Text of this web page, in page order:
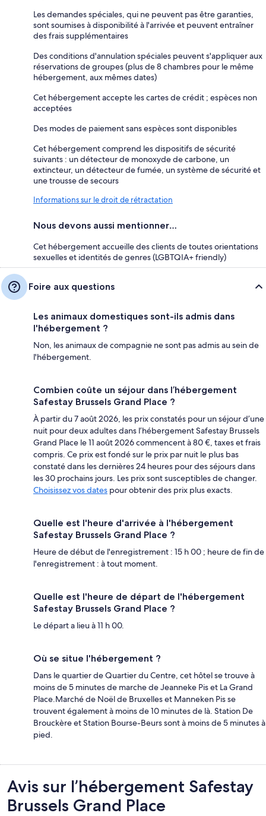
Les demandes spéciales, qui ne peuvent pas être garanties,
sont soumises à disponibilité à l'arrivée et peuvent entraîner
des frais supplémentaires
Des conditions d'annulation spéciales peuvent s'appliquer aux
réservations de groupes (plus de 8 chambres pour le même
hébergement, aux mêmes dates)
Cet hébergement accepte les cartes de crédit ; espèces non
acceptées
Des modes de paiement sans espèces sont disponibles
Cet hébergement comprend les dispositifs de sécurité
suivants : un détecteur de monoxyde de carbone, un
extincteur, un détecteur de fumée, un système de sécurité et
une trousse de secours
Informations sur le droit de rétractation
Nous devons aussi mentionner…
Cet hébergement accueille des clients de toutes orientations
sexuelles et identités de genres (LGBTQIA+ friendly)
Foire aux questions
Les animaux domestiques sont-ils admis dans
l'hébergement ?
Non, les animaux de compagnie ne sont pas admis au sein de
l'hébergement.
Combien coûte un séjour dans l’hébergement
Safestay Brussels Grand Place ?
À partir du 7 août 2026, les prix constatés pour un séjour d’une
nuit pour deux adultes dans l’hébergement Safestay Brussels
Grand Place le 11 août 2026 commencent à 80 €, taxes et frais
compris. Ce prix est fondé sur le prix par nuit le plus bas
constaté dans les dernières 24 heures pour des séjours dans
les 30 prochains jours. Les prix sont susceptibles de changer.
Choisissez vos dates pour obtenir des prix plus exacts.
Quelle est l'heure d'arrivée à l'hébergement
Safestay Brussels Grand Place ?
Heure de début de l'enregistrement : 15 h 00 ; heure de fin de
l'enregistrement : à tout moment.
Quelle est l'heure de départ de l'hébergement
Safestay Brussels Grand Place ?
Le départ a lieu à 11 h 00.
Où se situe l'hébergement ?
Dans le quartier de Quartier du Centre, cet hôtel se trouve à
moins de 5 minutes de marche de Jeanneke Pis et La Grand
Place.Marché de Noël de Bruxelles et Manneken Pis se
trouvent également à moins de 10 minutes de là. Station De
Brouckère et Station Bourse-Beurs sont à moins de 5 minutes à
pied.
Avis
Avis sur l’hébergement Safestay
Brussels Grand Place